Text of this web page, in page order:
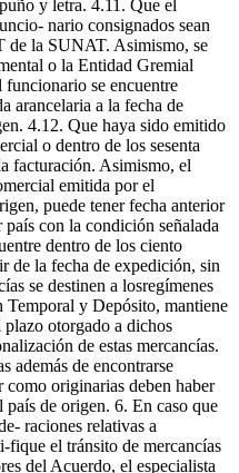
y letra. 4.11. Que el
nario consignados sean
de la SUNAT. Asimismo, se
o la Entidad Gremial
funcionario se encuentre
arancelaria a la fecha de
4.12. Que haya sido emitido
o dentro de los sesenta
facturación. Asimismo, el
emitida por el
puede tener fecha anterior
con la condición señalada
dentro de los ciento
de la fecha de expedición, sin
se destinen a losregímenes
y Depósito, mantiene
otorgado a dichos
de estas mercancías.
además de encontrarse
originarias deben haber
país de origen. 6. En caso que
raciones relativas a
fique el tránsito de mercancías
del Acuerdo, el especialista